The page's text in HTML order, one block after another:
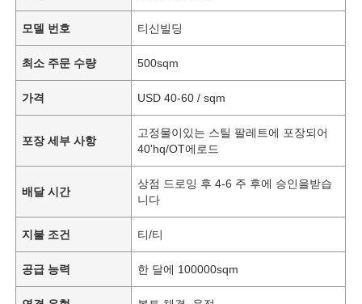
모델 번호 티신빌딩
최소 주문 수량 500sqm
가격 USD 40-60 / sqm
포장 세부 사항
고정물이있는 스틸 팔레트에 포장되어
40'hq/OT에로드
배달 시간
상점 드로잉 후 4-6 주 후에 승인을받습
니다
지불 조건 티/티
공급 능력 한 달에 100000sqm